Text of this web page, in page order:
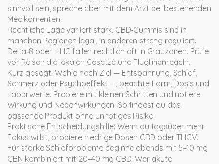
sinnvoll sein, spreche aber mit dem Arzt bei bestehenden
Medikamenten.
Rechtliche Lage variiert stark. CBD‑Gummis sind in
manchen Regionen legal, in anderen streng reguliert.
Delta‑8 oder HHC fallen rechtlich oft in Grauzonen. Prüfe
vor Reisen die lokalen Gesetze und Fluglinienregeln.
Kurz gesagt: Wähle nach Ziel — Entspannung, Schlaf,
Schmerz oder Psychoeffekt —, beachte Form, Dosis und
Laborwerte. Probiere mit kleinen Schritten und notiere
Wirkung und Nebenwirkungen. So findest du das
passende Produkt ohne unnötiges Risiko.
Praktische Entscheidungshilfe: Wenn du tagsüber mehr
Fokus willst, probiere niedrige Dosen CBD oder THCV.
Für starke Schlafprobleme beginne abends mit 5–10 mg
CBN kombiniert mit 20–40 mg CBD. Wer akute